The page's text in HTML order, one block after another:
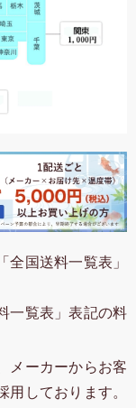
全国送料一覧表」
一覧表」表記の料
メーカーからお客
用しております。